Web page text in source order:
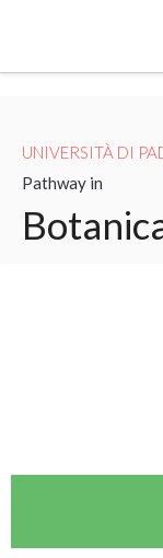
UNIVERSITÀ DI
Pathway in